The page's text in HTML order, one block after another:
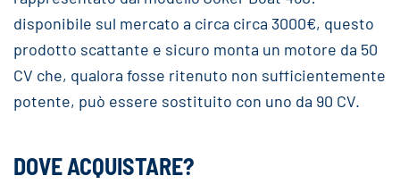
disponibile sul mercato a circa circa 3000€, questo
prodotto scattante e sicuro monta un motore da 50
CV che, qualora fosse ritenuto non sufficientemente
potente, può essere sostituito con uno da 90 CV.
DOVE ACQUISTARE?